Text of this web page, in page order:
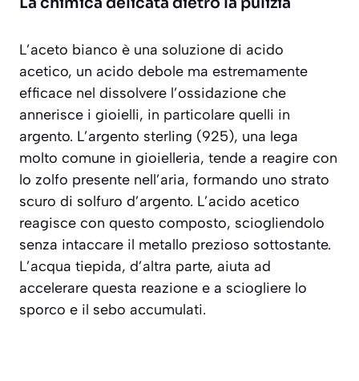
L’aceto bianco è una soluzione di acido
acetico, un acido debole ma estremamente
efficace nel dissolvere l’ossidazione che
annerisce i gioielli, in particolare quelli in
argento. L’argento sterling (925), una lega
molto comune in gioielleria, tende a reagire con
lo zolfo presente nell’aria, formando uno strato
scuro di solfuro d’argento. L’acido acetico
reagisce con questo composto, sciogliendolo
senza intaccare il metallo prezioso sottostante.
L’acqua tiepida, d’altra parte, aiuta ad
accelerare questa reazione e a sciogliere lo
sporco e il sebo accumulati.